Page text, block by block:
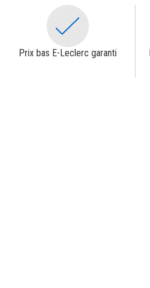
Prix bas E-Leclerc garanti